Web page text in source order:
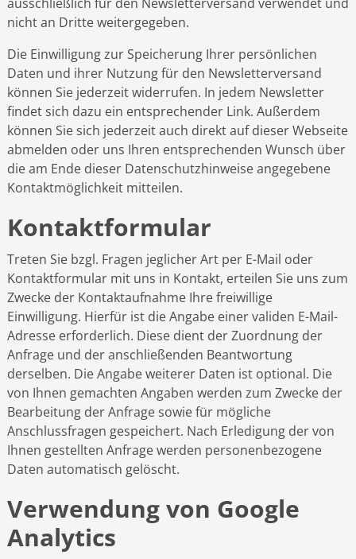
nicht an Dritte weitergegeben.
Die Einwilligung zur Speicherung Ihrer persönlichen
Daten und ihrer Nutzung für den Newsletterversand
können Sie jederzeit widerrufen. In jedem Newsletter
findet sich dazu ein entsprechender Link. Außerdem
können Sie sich jederzeit auch direkt auf dieser Webseite
abmelden oder uns Ihren entsprechenden Wunsch über
die am Ende dieser Datenschutzhinweise angegebene
Kontaktmöglichkeit mitteilen.
Kontaktformular
Treten Sie bzgl. Fragen jeglicher Art per E-Mail oder
Kontaktformular mit uns in Kontakt, erteilen Sie uns zum
Zwecke der Kontaktaufnahme Ihre freiwillige
Einwilligung. Hierfür ist die Angabe einer validen E-Mail-
Adresse erforderlich. Diese dient der Zuordnung der
Anfrage und der anschließenden Beantwortung
derselben. Die Angabe weiterer Daten ist optional. Die
von Ihnen gemachten Angaben werden zum Zwecke der
Bearbeitung der Anfrage sowie für mögliche
Anschlussfragen gespeichert. Nach Erledigung der von
Ihnen gestellten Anfrage werden personenbezogene
Daten automatisch gelöscht.
Verwendung von Google
Analytics